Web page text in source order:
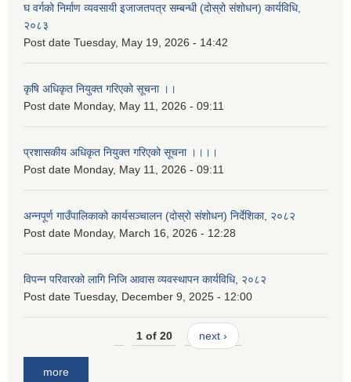
घ वर्गको निर्माण व्यवसायी इजाजतपत्र सम्बन्धी (दोस्रो संशोधन) कार्यविधि,
२०८३
Post date Tuesday, May 19, 2026 - 14:42
कृषि अधिकृत नियुक्त गरिएको सूचना ।।
Post date Monday, May 11, 2026 - 09:11
प्रशासकीय अधिकृत नियुक्त गरिएको सूचना ।।।।
Post date Monday, May 11, 2026 - 09:11
अन्नपूर्ण गाउँपालिकाको कार्यसञ्चालन (दोस्रो संशोधन) निर्देशिका, २०८२
Post date Monday, March 16, 2026 - 12:28
विपन्न परिवारको लागि निजि आवास व्यवस्थापन कार्यविधि, २०८२
Post date Tuesday, December 9, 2025 - 12:00
1 of 20 next ›
more